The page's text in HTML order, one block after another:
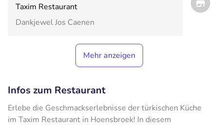
Taxim Restaurant
Dankjewel Jos Caenen
Mehr anzeigen
Infos zum Restaurant
Erlebe die Geschmackserlebnisse der türkischen Küche
im Taxim Restaurant in Hoensbroek! In diesem